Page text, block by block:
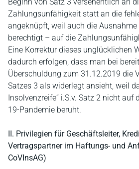
Zahlungsunfähigkeit statt an die
angeknüpft, weil auch die
berechtigt – auf die
Eine Korrektur dieses unglücklichen
dadurch erfolgen, dass man bei
Überschuldung zum 31.12.2019 die
Satzes 3 als widerlegt ansieht, weil
Insolvenzreife“ i.S.v. Satz 2 nicht auf
19-Pandemie beruht.
II. Privilegien für Geschäftsleiter,
Vertragspartner im Haftungs- und
CoVInsAG)